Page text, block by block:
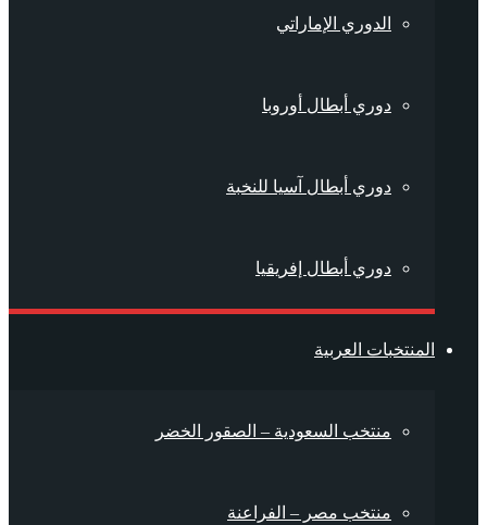
الدوري الإماراتي
دوري أبطال أوروبا
دوري أبطال آسيا للنخبة
دوري أبطال إفريقيا
المنتخبات العربية
منتخب السعودية – الصقور الخضر
منتخب مصر – الفراعنة